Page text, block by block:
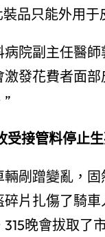
品只能外用
院副主任醫
發花費者面
受接管料停止
剮蹭變亂，
片扎傷了騎
晚會拔取了